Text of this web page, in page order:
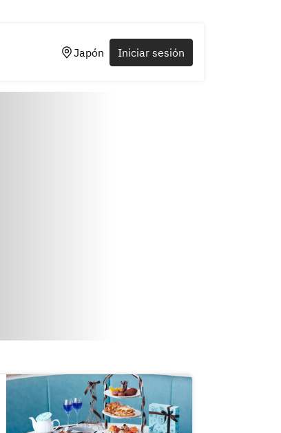
Japón Iniciar sesión